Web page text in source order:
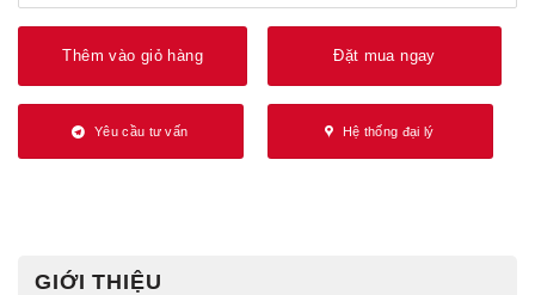
Thêm vào giỏ hàng Đặt mua ngay
Yêu cầu tư vấn Hệ thống đại lý
GIỚI THIỆU